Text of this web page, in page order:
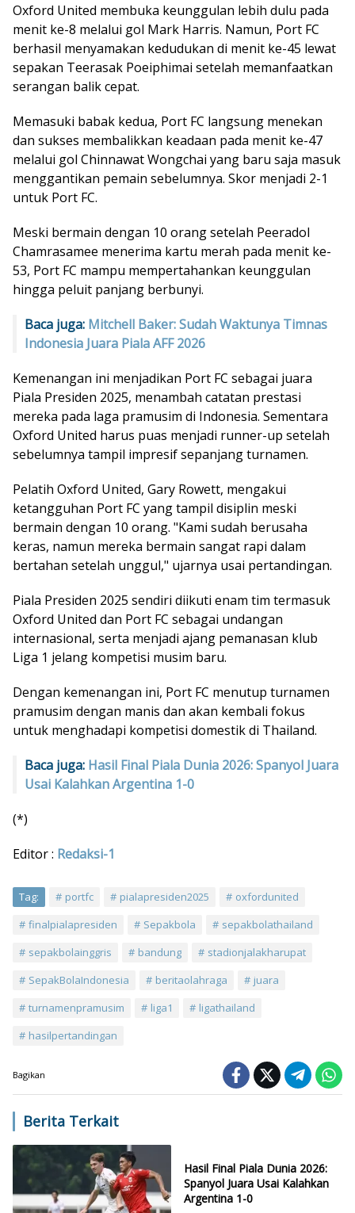
Oxford United membuka keunggulan lebih dulu pada
menit ke-8 melalui gol Mark Harris. Namun, Port FC
berhasil menyamakan kedudukan di menit ke-45 lewat
sepakan Teerasak Poeiphimai setelah memanfaatkan
serangan balik cepat.
Memasuki babak kedua, Port FC langsung menekan
dan sukses membalikkan keadaan pada menit ke-47
melalui gol Chinnawat Wongchai yang baru saja masuk
menggantikan pemain sebelumnya. Skor menjadi 2-1
untuk Port FC.
Meski bermain dengan 10 orang setelah Peeradol
Chamrasamee menerima kartu merah pada menit ke-
53, Port FC mampu mempertahankan keunggulan
hingga peluit panjang berbunyi.
Baca juga: Mitchell Baker: Sudah Waktunya Timnas
Indonesia Juara Piala AFF 2026
Kemenangan ini menjadikan Port FC sebagai juara
Piala Presiden 2025, menambah catatan prestasi
mereka pada laga pramusim di Indonesia. Sementara
Oxford United harus puas menjadi runner-up setelah
sebelumnya tampil impresif sepanjang turnamen.
Pelatih Oxford United, Gary Rowett, mengakui
ketangguhan Port FC yang tampil disiplin meski
bermain dengan 10 orang. "Kami sudah berusaha
keras, namun mereka bermain sangat rapi dalam
bertahan setelah unggul," ujarnya usai pertandingan.
Piala Presiden 2025 sendiri diikuti enam tim termasuk
Oxford United dan Port FC sebagai undangan
internasional, serta menjadi ajang pemanasan klub
Liga 1 jelang kompetisi musim baru.
Dengan kemenangan ini, Port FC menutup turnamen
pramusim dengan manis dan akan kembali fokus
untuk menghadapi kompetisi domestik di Thailand.
Baca juga: Hasil Final Piala Dunia 2026: Spanyol Juara
Usai Kalahkan Argentina 1-0
(*)
Editor : Redaksi-1
Tag: portfc pialapresiden2025
oxfordunited
finalpialapresiden
Sepakbola
sepakbolathailand
sepakbolainggris
bandung
stadionjalakharupat
SepakBolaIndonesia
beritaolahraga
juara
turnamenpramusim
liga1
ligathailand
hasilpertandingan
Bagikan
Berita Terkait
Hasil Final Piala Dunia 2026:
Spanyol Juara Usai Kalahkan
Argentina 1-0